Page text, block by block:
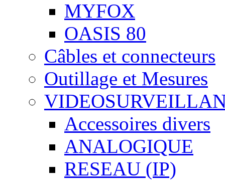
MYFOX
OASIS 80
Câbles et connecteurs
Outillage et Mesures
Accessoires divers
ANALOGIQUE
RESEAU (IP)